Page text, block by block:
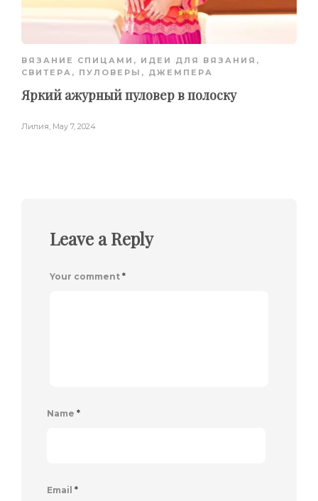
ВЯЗАНИЕ СПИЦАМИ , ИДЕИ ДЛЯ ВЯЗАНИЯ ,
СВИТЕРА, ПУЛОВЕРЫ, ДЖЕМПЕРА
Яркий ажурный пуловер в полоску
Лилия, May 7, 2024
Leave a Reply
Your comment *
Name *
Email *